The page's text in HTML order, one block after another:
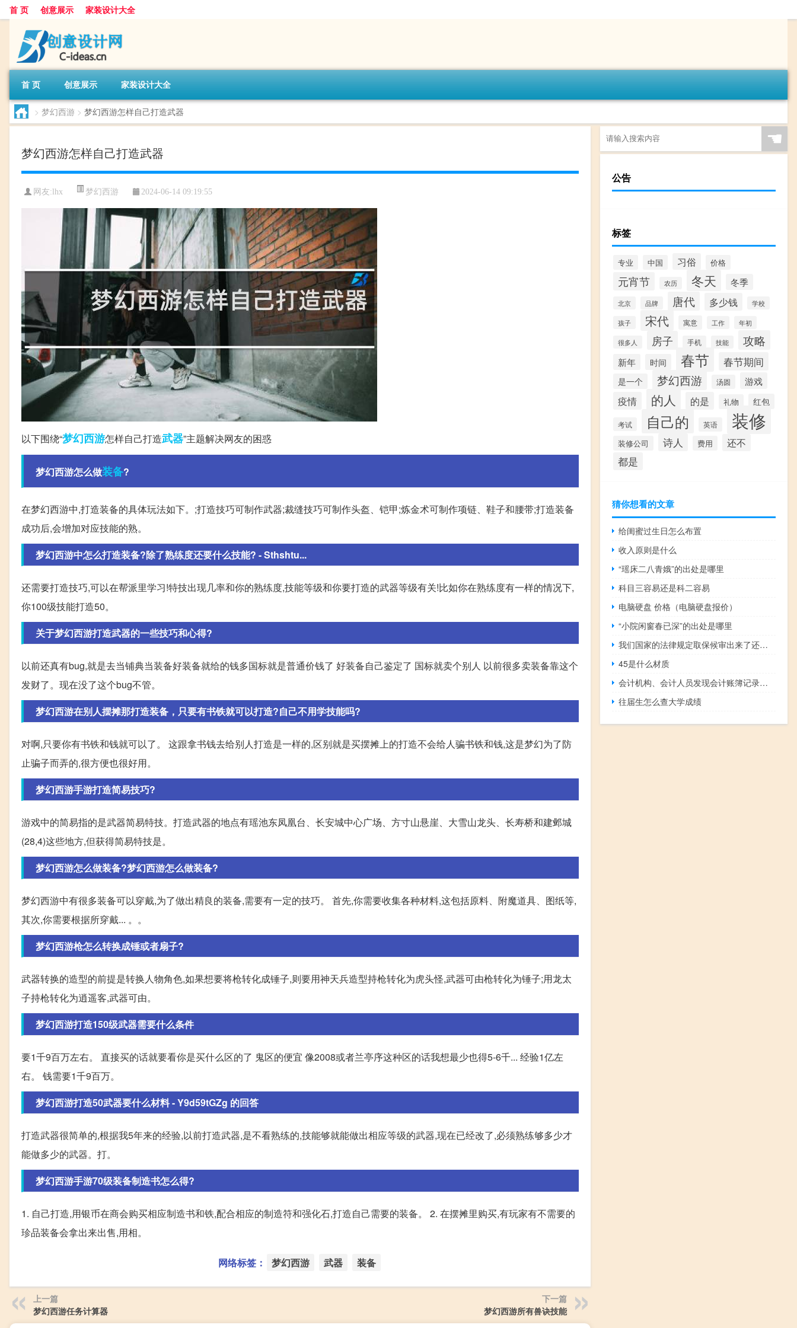
首 页 创意展示 家装设计大全
首 页 创意展示 家装设计大全
> 梦幻西游 > 梦幻西游怎样自己打造武器
梦幻西游怎样自己打造武器
网友: lhx 梦幻西游 2024-06-14 09:19:55
以下围绕“梦幻西游怎样自己打造武器”主题解决网友的困惑
梦幻西游怎么做装备?
在梦幻西游中,打造装备的具体玩法如下。;打造技巧可制作武器;裁缝技巧可制作头盔、铠甲;炼金术可制作项链、鞋子和腰带;打造装备
成功后,会增加对应技能的熟。
梦幻西游中怎么打造装备?除了熟练度还要什么技能? - Sthshtu...
还需要打造技巧,可以在帮派里学习!特技出现几率和你的熟练度,技能等级和你要打造的武器等级有关!比如你在熟练度有一样的情况下,
你100级技能打造50。
关于梦幻西游打造武器的一些技巧和心得?
以前还真有bug,就是去当铺典当装备好装备就给的钱多国标就是普通价钱了 好装备自己鉴定了 国标就卖个别人 以前很多卖装备靠这个
发财了。现在没了这个bug不管。
梦幻西游在别人摆摊那打造装备，只要有书铁就可以打造?自己不用学技能吗?
对啊,只要你有书铁和钱就可以了。 这跟拿书钱去给别人打造是一样的,区别就是买摆摊上的打造不会给人骗书铁和钱,这是梦幻为了防
止骗子而弄的,很方便也很好用。
梦幻西游手游打造简易技巧?
游戏中的简易指的是武器简易特技。打造武器的地点有瑶池东凤凰台、长安城中心广场、方寸山悬崖、大雪山龙头、长寿桥和建邺城
(28,4)这些地方,但获得简易特技是。
梦幻西游怎么做装备?梦幻西游怎么做装备?
梦幻西游中有很多装备可以穿戴,为了做出精良的装备,需要有一定的技巧。 首先,你需要收集各种材料,这包括原料、附魔道具、图纸等,
其次,你需要根据所穿戴... 。。
梦幻西游枪怎么转换成锤或者扇子?
武器转换的造型的前提是转换人物角色,如果想要将枪转化成锤子,则要用神天兵造型持枪转化为虎头怪,武器可由枪转化为锤子;用龙太
子持枪转化为逍遥客,武器可由。
梦幻西游打造150级武器需要什么条件
要1千9百万左右。 直接买的话就要看你是买什么区的了 鬼区的便宜 像2008或者兰亭序这种区的话我想最少也得5-6千... 经验1亿左
右。 钱需要1千9百万。
梦幻西游打造50武器要什么材料 - Y9d59tGZg 的回答
打造武器很简单的,根据我5年来的经验,以前打造武器,是不看熟练的,技能够就能做出相应等级的武器,现在已经改了,必须熟练够多少才
能做多少的武器。打。
梦幻西游手游70级装备制造书怎么得?
1. 自己打造,用银币在商会购买相应制造书和铁,配合相应的制造符和强化石,打造自己需要的装备。 2. 在摆摊里购买,有玩家有不需要的
珍品装备会拿出来出售,用相。
网络标签： 梦幻西游 武器 装备
上一篇
梦幻西游任务计算器
下一篇
梦幻西游所有兽诀技能
☚
公告
标签
专业 中国 习俗 价格
元宵节 农历 冬天 冬季
北京 品牌 唐代 多少钱 学校
孩子 宋代 寓意 工作 年初
很多人 房子 手机 技能 攻略
新年 时间 春节 春节期间
是一个 梦幻西游 汤圆 游戏
疫情 的人 的是 礼物 红包
考试 自己的 英语 装修
装修公司 诗人 费用 还不
都是
猜你想看的文章
给闺蜜过生日怎么布置
收入原则是什么
“瑶床二八青娥”的出处是哪里
科目三容易还是科二容易
电脑硬盘 价格（电脑硬盘报价）
“小院闲窗春已深”的出处是哪里
我们国家的法律规定取保候审出来了还会坐牢吗
45是什么材质
会计机构、会计人员发现会计账簿记录与实物、款项及有关资料不相符的，按照规定有权自行处理的应当
往届生怎么查大学成绩